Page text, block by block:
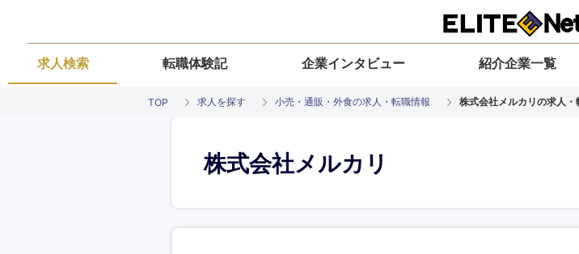
求人検索 転職体験記 企業インタビュー 紹介企業一覧
TOP 求人を探す 小売・通販・外食の求人・転職情報 株式会社メルカリの求人
株式会社メルカリ